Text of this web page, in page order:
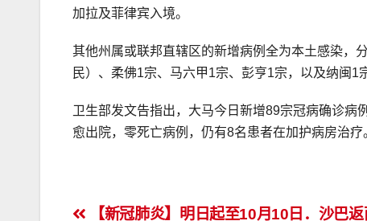
加拉及菲律宾入境。
其他州属或联邦直辖区的新增病例全为本土感染，
民）、柔佛1宗、马六甲1宗、彭亨1宗，以及纳闽1
卫生部发文告指出，大马今日新增89宗冠病确诊病
愈出院，零死亡病例，仍有8名患者在加护病房治疗
【新冠肺炎】明日起至10月10日．沙巴